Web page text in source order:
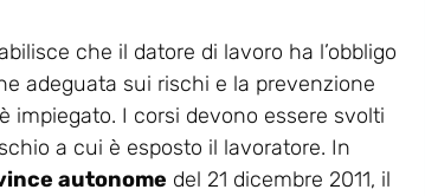
che il datore di lavoro ha l’obbligo
adeguata sui rischi e la prevenzione
impiegato. I corsi devono essere svolti
a cui è esposto il lavoratore. In
autonome del 21 dicembre 2011, il